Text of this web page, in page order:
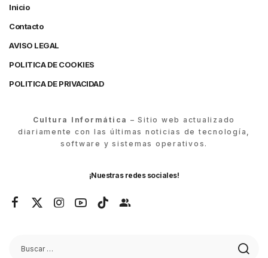
Inicio
Contacto
AVISO LEGAL
POLITICA DE COOKIES
POLITICA DE PRIVACIDAD
Cultura Informática – Sitio web actualizado
diariamente con las últimas noticias de tecnología,
software y sistemas operativos.
¡Nuestras redes sociales!